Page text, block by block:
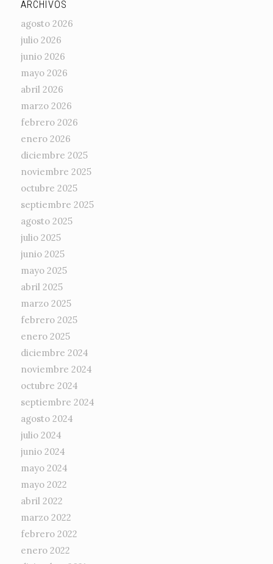
ARCHIVOS
agosto 2026
julio 2026
junio 2026
mayo 2026
abril 2026
marzo 2026
febrero 2026
enero 2026
diciembre 2025
noviembre 2025
octubre 2025
septiembre 2025
agosto 2025
julio 2025
junio 2025
mayo 2025
abril 2025
marzo 2025
febrero 2025
enero 2025
diciembre 2024
noviembre 2024
octubre 2024
septiembre 2024
agosto 2024
julio 2024
junio 2024
mayo 2024
mayo 2022
abril 2022
marzo 2022
febrero 2022
enero 2022